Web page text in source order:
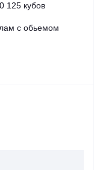
125 кубов
с обьемом